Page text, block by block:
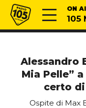
Vai al contenuto
Radio 105 ON
105
Alessandro
Mia Pelle” a
certo
Ospite di Max